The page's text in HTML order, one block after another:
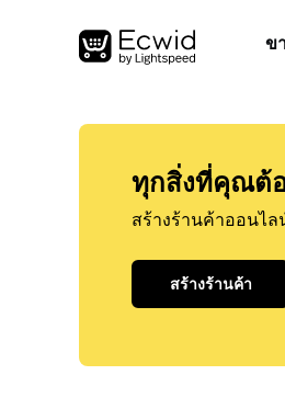
ข
ทุกสิ่งที่คุณต้
สร้างร้านค้าออนไล
สร้างร้านค้า